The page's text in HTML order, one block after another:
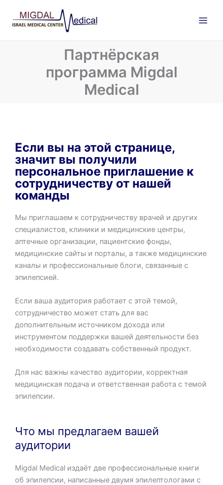
содержимому
Партнёрская
программа Migdal
Medical
Если вы на этой странице,
значит вы получили
персональное приглашение к
сотрудничеству от нашей
команды
Мы приглашаем к сотрудничеству врачей и других
специалистов, клиники и медицинские центры,
аптечные организации, пациентские фонды,
медицинские сайты и порталы, а также медицинские
каналы и профессиональные блоги, связанные с
эпилепсией.
Если ваша аудитория работает с этой темой,
сотрудничество может стать для вас
дополнительным источником дохода или
инструментом поддержки вашей деятельности без
необходимости создавать собственный продукт.
Для нас важны качество аудитории, корректная
медицинская подача и ответственная работа с темой
эпилепсии.
Что мы предлагаем вашей
аудитории
Migdal Medical издаёт две профессиональные книги
об эпилепсии, написанные двумя эпилептологами с